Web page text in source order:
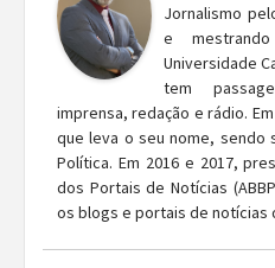
Jornalismo
e
Universidade
tem
imprensa, redação e rádio.
que leva o seu nome, sendo
Política. Em 2016 e 2017,
dos Portais de Notícias
os blogs e portais de notícias